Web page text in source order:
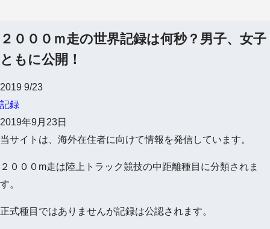
２０００ｍ走の世界記録は何秒？男子、女子
ともに公開！
2019 9/23
記録
2019年9月23日
当サイトは、海外在住者に向けて情報を発信しています。
２０００m走は陸上トラック競技の中距離種目に分類されま
す。
正式種目ではありませんが記録は公認されます。